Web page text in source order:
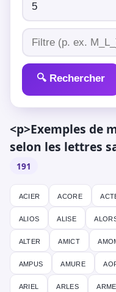
🔍 Rechercher
<p>Exemples de
selon les lettres
191
acier acore
alios alise
alter amict
ampus amure
ariel arles